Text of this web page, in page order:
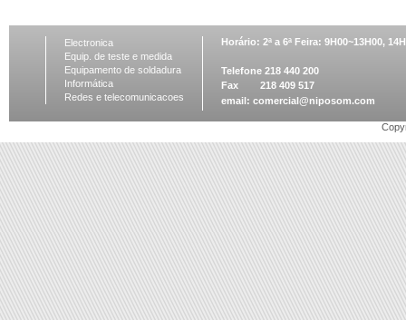
Electronica
Equip. de teste e medida
Equipamento de soldadura
Informática
Redes e telecomunicacoes
Horário: 2ª a 6ª Feira: 9H00~13H00,
Telefone 218 440 200
Fax 218 409 517
email: comercial@niposom.com